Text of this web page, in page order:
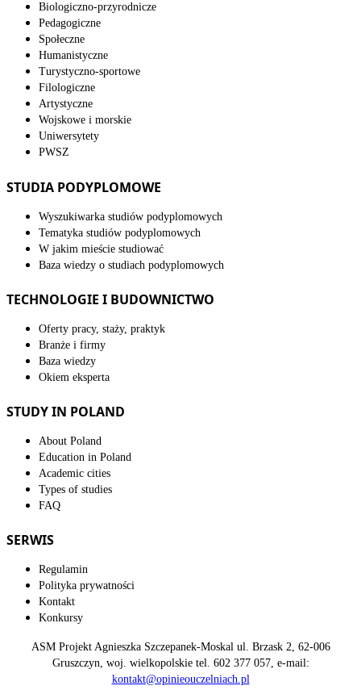
Biologiczno-przyrodnicze
Pedagogiczne
Społeczne
Humanistyczne
Turystyczno-sportowe
Filologiczne
Artystyczne
Wojskowe i morskie
Uniwersytety
PWSZ
STUDIA PODYPLOMOWE
Wyszukiwarka studiów podyplomowych
Tematyka studiów podyplomowych
W jakim mieście studiować
Baza wiedzy o studiach podyplomowych
TECHNOLOGIE I BUDOWNICTWO
Oferty pracy, staży, praktyk
Branże i firmy
Baza wiedzy
Okiem eksperta
STUDY IN POLAND
About Poland
Education in Poland
Academic cities
Types of studies
FAQ
SERWIS
Regulamin
Polityka prywatności
Kontakt
Konkursy
ASM Projekt Agnieszka Szczepanek-Moskal ul. Brzask 2, 62-006
Gruszczyn, woj. wielkopolskie tel. 602 377 057, e-mail:
kontakt@opinieouczelniach.pl